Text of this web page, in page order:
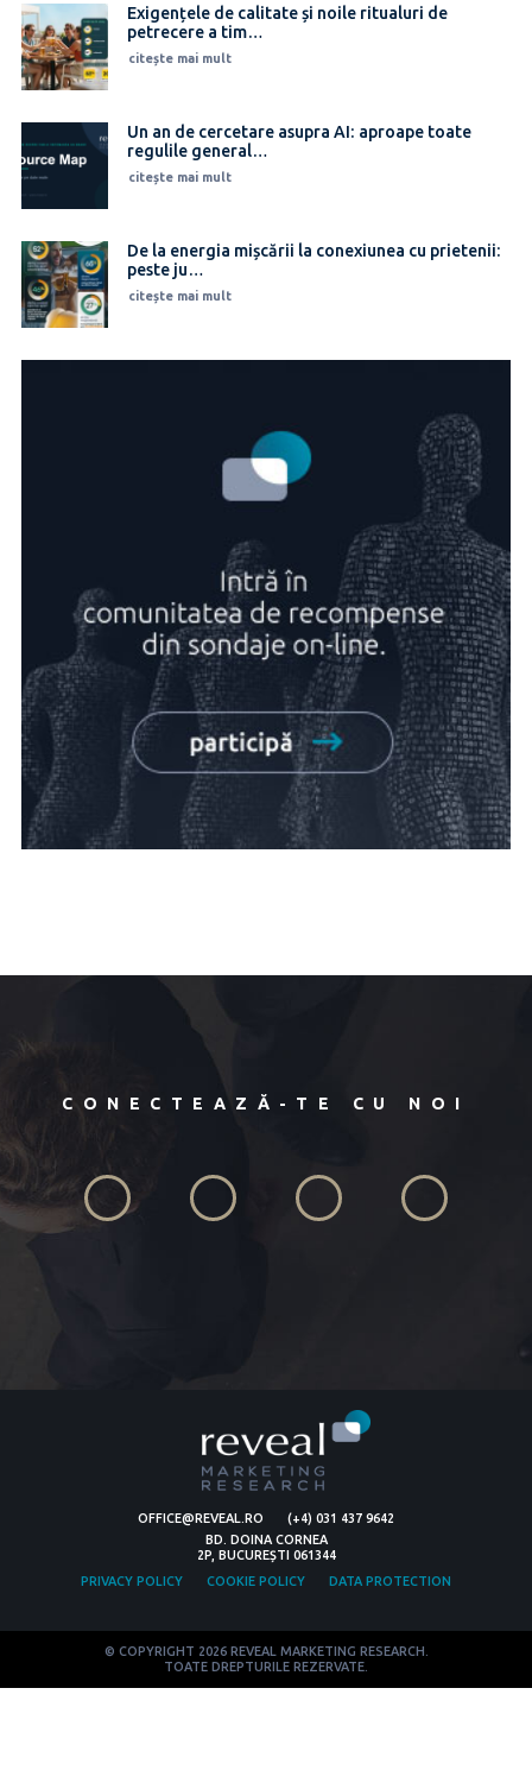
de
Exigențele de calitate și noile ritualuri de
petrecere a tim…
citește mai mult
Un an de cercetare asupra AI: aproape toate
regulile general…
citește mai mult
De la energia mișcării la conexiunea cu prietenii:
peste ju…
citește mai mult
CONECTEAZĂ-TE CU NOI
OFFICE@REVEAL.RO
(+4) 031 437 9642
BD. DOINA CORNEA
2P, BUCUREȘTI 061344
PRIVACY POLICY
COOKIE POLICY DATA PROTECTION
© COPYRIGHT 2026 REVEAL MARKETING RESEARCH.
TOATE DREPTURILE REZERVATE.